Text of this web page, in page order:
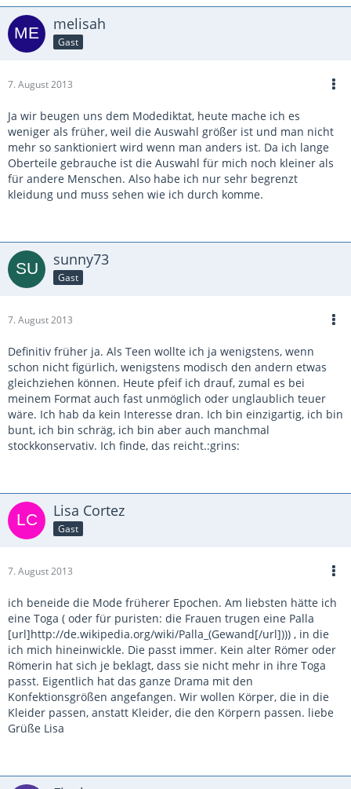
melisah
Gast
7. August 2013
Ja wir beugen uns dem Modediktat, heute mache ich es
weniger als früher, weil die Auswahl größer ist und man nicht
mehr so sanktioniert wird wenn man anders ist. Da ich lange
Oberteile gebrauche ist die Auswahl für mich noch kleiner als
für andere Menschen. Also habe ich nur sehr begrenzt
kleidung und muss sehen wie ich durch komme.
sunny73
Gast
7. August 2013
Definitiv früher ja. Als Teen wollte ich ja wenigstens, wenn
schon nicht figürlich, wenigstens modisch den andern etwas
gleichziehen können. Heute pfeif ich drauf, zumal es bei
meinem Format auch fast unmöglich oder unglaublich teuer
wäre. Ich hab da kein Interesse dran. Ich bin einzigartig, ich bin
bunt, ich bin schräg, ich bin aber auch manchmal
stockkonservativ. Ich finde, das reicht.:grins:
Lisa Cortez
Gast
7. August 2013
ich beneide die Mode früherer Epochen. Am liebsten hätte ich
eine Toga ( oder für puristen: die Frauen trugen eine Palla
[url]http://de.wikipedia.org/wiki/Palla_(Gewand[/url]))) , in die
ich mich hineinwickle. Die passt immer. Kein alter Römer oder
Römerin hat sich je beklagt, dass sie nicht mehr in ihre Toga
passt. Eigentlich hat das ganze Drama mit den
Konfektionsgrößen angefangen. Wir wollen Körper, die in die
Kleider passen, anstatt Kleider, die den Körpern passen. liebe
Grüße Lisa